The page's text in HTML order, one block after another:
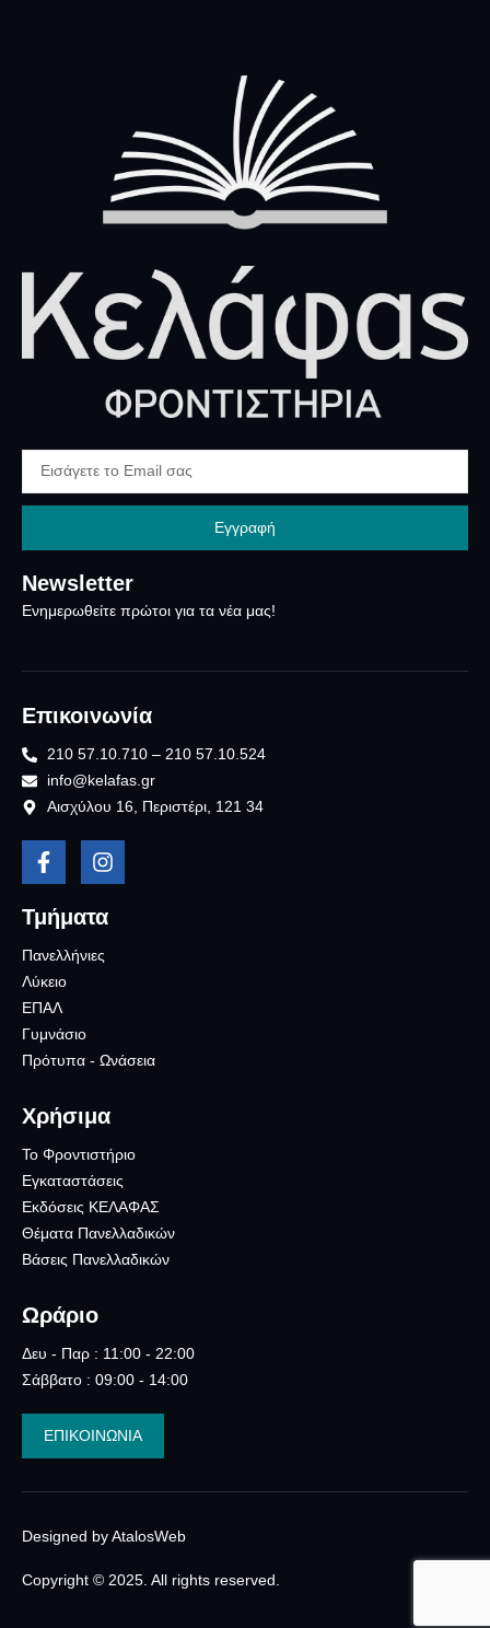
Newsletter
Ενημερωθείτε πρώτοι για τα νέα μας!
Εγγραφή
Επικοινωνία
210 57.10.710 – 210 57.10.524
info@kelafas.gr
Αισχύλου 16, Περιστέρι, 121 34
Τμήματα
Πανελλήνιες
Λύκειο
ΕΠΑΛ
Γυμνάσιο
Πρότυπα - Ωνάσεια
Χρήσιμα
Το Φροντιστήριο
Εγκαταστάσεις
Εκδόσεις ΚΕΛΑΦΑΣ
Θέματα Πανελλαδικών
Βάσεις Πανελλαδικών
Ωράριο
Δευ - Παρ : 11:00 - 22:00
Σάββατο : 09:00 - 14:00
ΕΠΙΚΟΙΝΩΝΙΑ
Designed by AtalosWeb
Copyright © 2025. All rights reserved.